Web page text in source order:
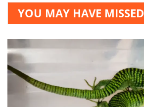
YOU MAY HAVE MISSED